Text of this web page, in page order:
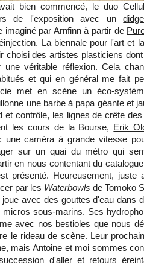
bien commencé, le duo
de l'exposition avec un
imaginé par Arnfinn à partir de
La biennale pour l'art et
choisi des artistes plasticiens
une véritable réflexion. Cela
et qui en général me fait
met en scène un éco-
une barbe à papa géante et
et contrôle, les lignes de crête
les cours de la Bourse, Erik
une caméra à grande vitesse
sur un quai du métro qui
en nous contentant du
présenté. Heureusement, juste
par les Waterbowls de Tomoko
avec des gouttes d'eau dans
sous-marins. Ses
avec nos bestioles que nous
le rideau de scène. Leur
mais Antoineet moi sommes
d'aller et retours